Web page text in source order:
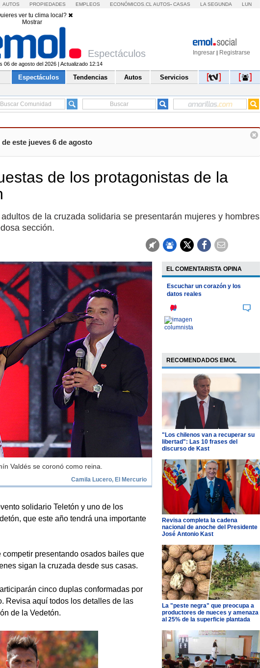
AUTOS PROPIEDADES EMPLEOS ECONÓMICOS.CL AUTOS- CASAS LA SEGUNDA LUN
ver tu clima local?
Mostrar
Ingresar | Registrarse
Espectáculos
06 de agosto del 2026 | Actualizado 12:14
Espectáculos Tendencias Autos Servicios
este jueves 6 de agosto
de los protagonistas de la
de la cruzada solidaria se presentarán mujeres y hombres
sección.
Valdés se coronó como reina.
Camila Lucero, El Mercurio
solidario Teletón y uno de los
que este año tendrá una importante
presentando osados bailes que
sigan la cruzada desde sus casas.
cinco duplas conformadas por
Revisa aquí todos los detalles de las
de la Vedetón.
EL COMENTARISTA OPINA
Escuchar un corazón y los
datos reales
RECOMENDADOS EMOL
"Los chilenos van a recuperar su
libertad": Las 10 frases del
discurso de Kast
Revisa completa la cadena
nacional de anoche del Presidente
José Antonio Kast
La "peste negra" que preocupa a
productores de nueces y amenaza
al 25% de la superficie plantada